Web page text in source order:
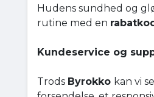
Hudens sundhed og
rutine med en
Kundeservice og
Trods Byrokko kan vi